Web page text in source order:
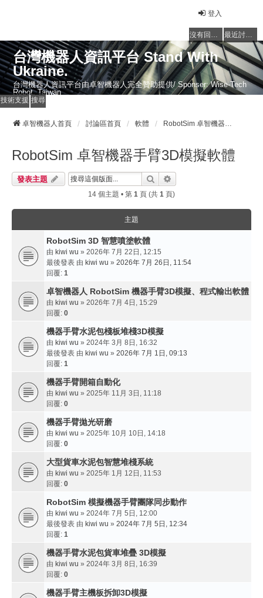
登入
沒有回覆的主題 最近討論的主題
台灣機器人資訊平台 Stand With
Ukraine.
台灣機器人資訊平台由卓智機器人完全贊助提供/ Sponser: Wise-Tech
Robot, Taiwan
技術支援 搜尋
卓智機器人首頁 討論區首頁 軟體 RobotSim 卓智機器手臂3D模擬軟體
RobotSim 卓智機器手臂3D模擬軟體
發表主題 搜尋
14 個主題 • 第 1 頁 (共 1 頁)
主題
RobotSim 3D 智慧噴塗軟體
由 kiwi wu » 2026年 7月 22日, 12:15
最後發表 由 kiwi wu » 2026年 7月 26日, 11:54
回覆: 1
卓智機器人 RobotSim 機器手臂3D模擬、程式輸出軟體
由 kiwi wu » 2026年 7月 4日, 15:29
回覆: 0
機器手臂水泥包棧板堆棧3D模擬
由 kiwi wu » 2024年 3月 8日, 16:32
最後發表 由 kiwi wu » 2026年 7月 1日, 09:13
回覆: 1
機器手臂開箱自動化
由 kiwi wu » 2025年 11月 3日, 11:18
回覆: 0
機器手臂拋光研磨
由 kiwi wu » 2025年 10月 10日, 14:18
回覆: 0
大型貨車水泥包智慧堆棧系統
由 kiwi wu » 2025年 1月 12日, 11:53
回覆: 0
RobotSim 模擬機器手臂團隊同步動作
由 kiwi wu » 2024年 7月 5日, 12:00
最後發表 由 kiwi wu » 2024年 7月 5日, 12:34
回覆: 1
機器手臂水泥包貨車堆疊 3D模擬
由 kiwi wu » 2024年 3月 8日, 16:39
回覆: 0
機器手臂主機板拆卸3D模擬